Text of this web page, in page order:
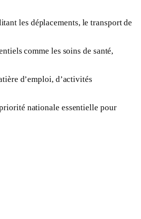
les déplacements, le transport de
comme les soins de santé,
d’emploi, d’activités
nationale essentielle pour